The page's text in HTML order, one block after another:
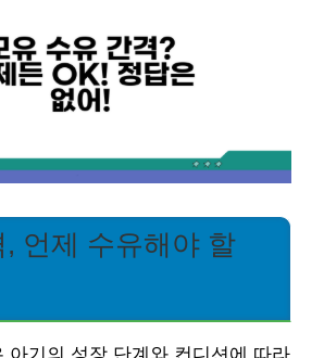
, 언제 수유해야 할